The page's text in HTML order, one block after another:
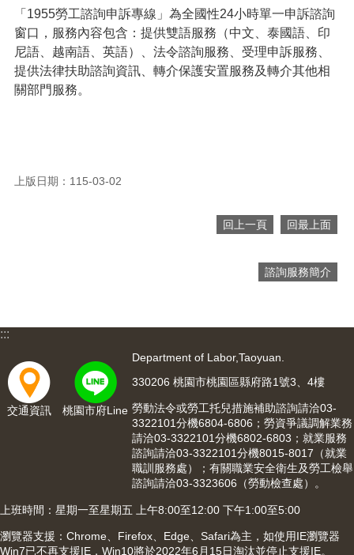
常
見
問
題
桃
站
權
政
策
料
開
放
「1955勞工諮詢申訴專線」為全國性24小時單一申訴諮詢
窗口，服務內容包含：提供雙語服務（中文、泰國語、印
尼語、越南語、英語）、法令諮詢服務、受理申訴服務、
提供法律扶助諮詢資訊、轉介保護安置服務及轉介其他相
關部門服務。
上版日期：115-03-02
回上一頁 回最上面
諮詢服務簡介
:::
交通資訊 桃園市府Line
Department of Labor,Taoyuan.
330206 桃園市桃園區縣府路1號3、4樓
勞動法令或勞工托兒措施補助諮詢請洽03-
3322101分機6804-6806；勞資爭議調解業務
請洽03-3322101分機6802-6803；就業服務
諮詢請洽03-3322101分機8015-8017（就業
職訓服務處）；有關職業安全衛生及勞工檢舉
諮詢請洽03-3323606（勞動檢查處）。
上班時間：星期一至星期五 上午8:00至12:00 下午1:00至5:00
瀏覽器支援：Chrome、Firefox、Edge、Safari為主，如使用IE瀏覽器
Win7已不再支援IE，Win10將於2022年6月15日淘汰並停止支援IE。